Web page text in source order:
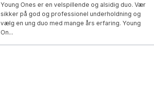
Young Ones er en velspillende og alsidig duo. Vær
sikker på god og professionel underholdning og
vælg en ung duo med mange års erfaring. Young
On...